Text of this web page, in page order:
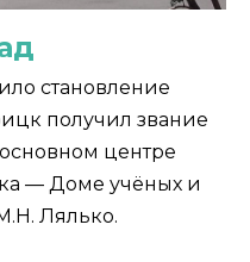
становление
получил звание
центре
— Доме учёных и
Лялько.